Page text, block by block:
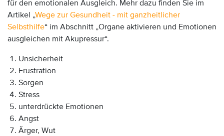
für den emotionalen Ausgleich. Mehr dazu finden Sie im
Artikel „Wege zur Gesundheit - mit ganzheitlicher
Selbsthilfe“ im Abschnitt „Organe aktivieren und Emotionen
ausgleichen mit Akupressur“.
Unsicherheit
Frustration
Sorgen
Stress
unterdrückte Emotionen
Angst
Ärger, Wut